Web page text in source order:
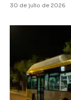
30 de julio de 2026